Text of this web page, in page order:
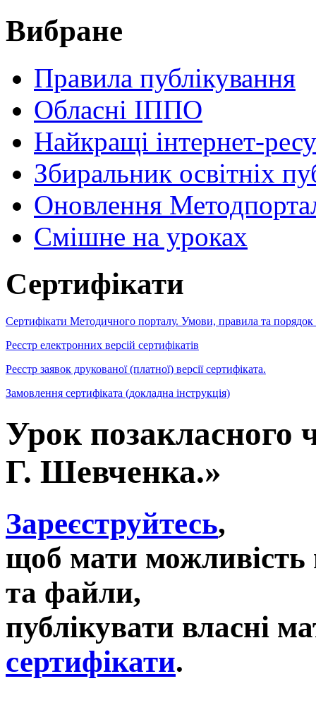
Вибране
Правила публікування
Обласні ІППО
Найкращі інтернет-
Збиральник освітніх
Оновлення
Cмішне на уроках
Сертифікати
Сертифікати Методичного порталу. Умови, правила та порядок
Реєстр електронних версій сертифікатів
Реєстр заявок друкованої (платної) версії сертифіката.
Замовлення сертифіката (докладна інструкція)
Урок позакласного
Г. Шевченка.»
Зареєструйтесь,
щоб мати можливість
та файли,
публікувати власні
сертифікати.